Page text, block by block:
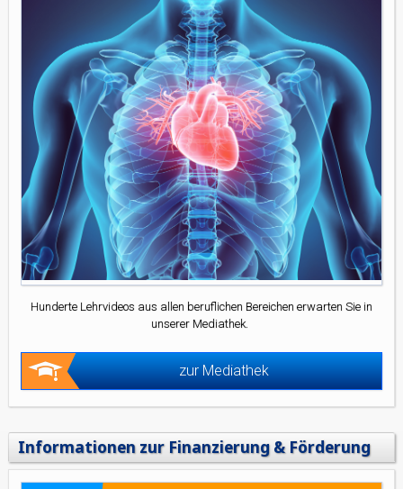
Hunderte Lehrvideos aus allen beruflichen Bereichen erwarten Sie in
unserer Mediathek.
zur Mediathek
Informationen zur Finanzierung & Förderung